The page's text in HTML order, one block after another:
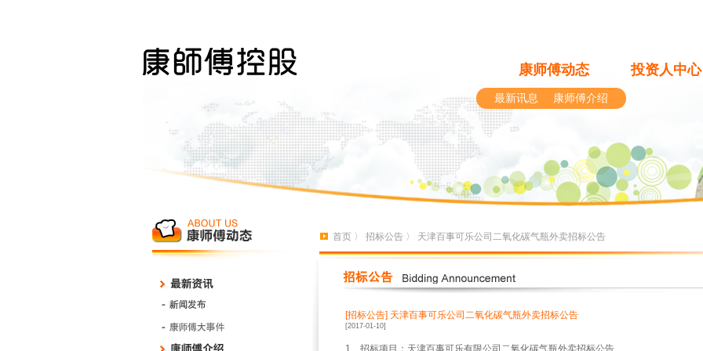
康师傅动态 投资人中心
最新讯息 康师傅介绍
首页 〉 招标公告 〉 天津百事可乐公司二氧化碳气瓶外卖招标公告
[招标公告] 天津百事可乐公司二氧化碳气瓶外卖招标公告
[2017-01-10]
1、招标项目：天津百事可乐有限公司二氧化碳气瓶外卖招标公告